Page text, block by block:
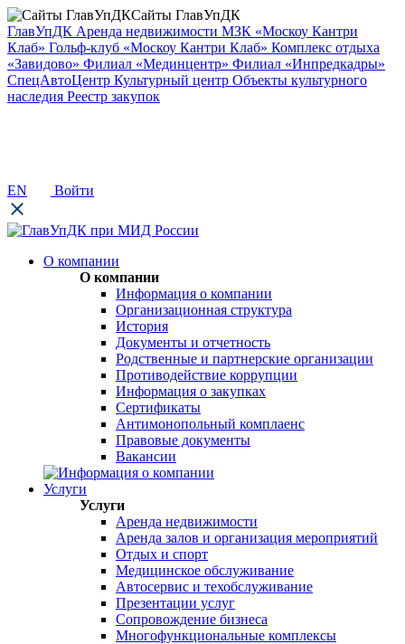
Сайты ГлавУпДК
ГлавУпДК Аренда недвижимости МЗК «Москоу Кантри
Клаб» Гольф-клуб «Москоу Кантри Клаб» Комплекс отдыха
«Завидово» Филиал «Мединцентр» Филиал «Инпредкадры»
СпецАвтоЦентр Культурный центр Объекты культурного
наследия Реестр закупок
EN Войти
О компании
О компании
Информация о компании
Организационная структура
История
Документы и отчетность
Родственные и партнерские организации
Противодействие коррупции
Информация о закупках
Сертификаты
Антимонопольный комплаенс
Правовые документы
Вакансии
Услуги
Услуги
Аренда недвижимости
Аренда залов и организация мероприятий
Отдых и спорт
Медицинское обслуживание
Автосервис и техобслуживание
Презентации услуг
Сопровождение бизнеса
Многофункциональные комплексы